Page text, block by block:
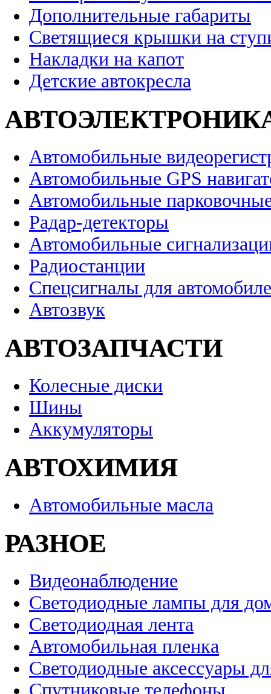
Дополнительные габариты
Светящиеся крышки на
Накладки на капот
Детские автокресла
Автомобильные
Автомобильные GPS
Автомобильные
Радар-детекторы
Автомобильные
Радиостанции
Спецсигналы для
Автозвук
АВТОЗАПЧАСТИ
Колесные диски
Шины
Аккумуляторы
АВТОХИМИЯ
Автомобильные масла
РАЗНОЕ
Видеонаблюдение
Светодиодные лампы для
Светодиодная лента
Автомобильная пленка
Светодиодные аксессуары